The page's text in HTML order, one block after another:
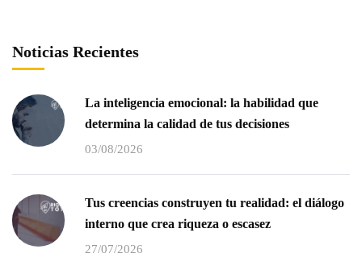
Noticias Recientes
La inteligencia emocional: la habilidad que
determina la calidad de tus decisiones
03/08/2026
Tus creencias construyen tu realidad: el diálogo
interno que crea riqueza o escasez
27/07/2026